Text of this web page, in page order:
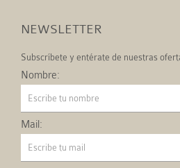
NEWSLETTER
Subscríbete y entérate de nuestras
Nombre:
Mail: